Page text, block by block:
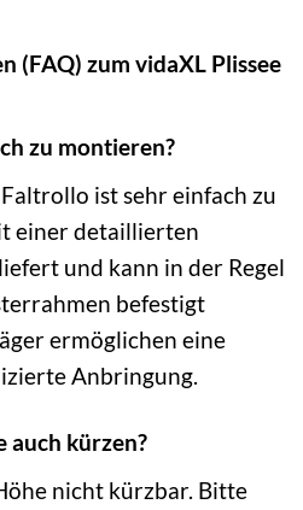
(FAQ) zum vidaXL Plissee
zu montieren?
Faltrollo ist sehr einfach zu
einer detaillierten
und kann in der Regel
befestigt
ermöglichen eine
Anbringung.
auch kürzen?
nicht kürzbar. Bitte